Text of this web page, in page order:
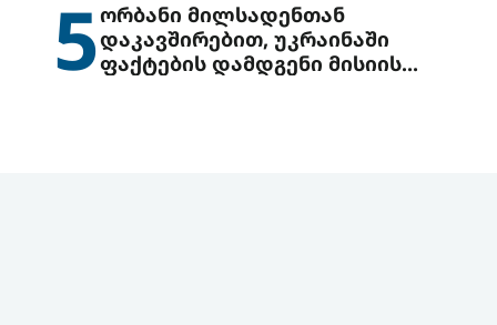
5ორბანი მილსადენთან
დაკავშირებით, უკრაინაში
ფაქტების დამდგენი მისიის